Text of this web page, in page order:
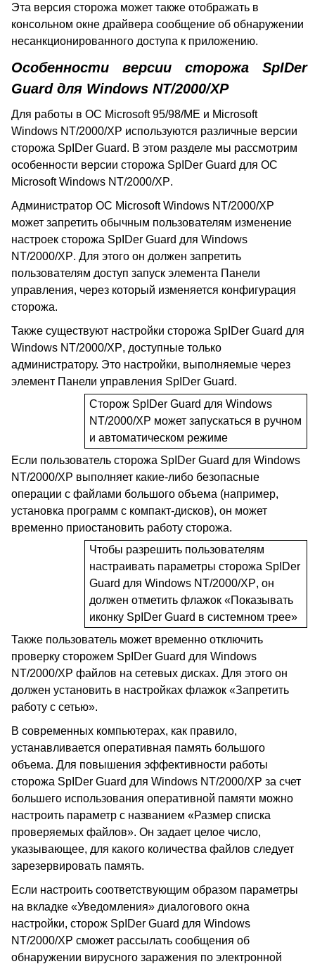
Эта версия сторожа может также отображать в
консольном окне драйвера сообщение об обнаружении
несанкционированного доступа к приложению.
Особенности версии сторожа SpIDer
Guardдля Windows NT/2000/XP
Для работы в ОС Microsoft95/98/ME и Microsoft
Windows NT/2000/XP используются различные версии
сторожа SpIDer Guard. В этом разделе мы рассмотрим
особенности версии сторожа SpIDer Guard для ОС
Microsoft Windows NT/2000/XP.
Администратор ОС Microsoft Windows NT/2000/XP
может запретить обычным пользователям изменение
настроек сторожа SpIDer Guard для Windows
NT/2000/XP. Для этого он должен запретить
пользователям доступ запуск элемента Панели
управления, через который изменяется конфигурация
сторожа.
Также существуют настройки сторожа SpIDer Guard для
Windows NT/2000/XP, доступные только
администратору. Это настройки, выполняемые через
элемент Панели управления SpIDer Guard.
Сторож SpIDer Guard для Windows
NT/2000/XP может запускаться в ручном
и автоматическом режиме
Если пользователь сторожа SpIDer Guard для Windows
NT/2000/XP выполняет какие-либо безопасные
операции с файлами большого объема (например,
установка программ с компакт-дисков), он может
временно приостановить работу сторожа.
Чтобы разрешить пользователям
настраивать параметры сторожа SpIDer
Guard для Windows NT/2000/XP, он
должен отметить флажок «Показывать
иконку SpIDer Guard в системном трее»
Также пользователь может временно отключить
проверку сторожем SpIDer Guard для Windows
NT/2000/XP файлов на сетевых дисках. Для этого он
должен установить в настройках флажок «Запретить
работу с сетью».
В современных компьютерах, как правило,
устанавливается оперативная память большого
объема. Для повышения эффективности работы
сторожа SpIDer Guard для Windows NT/2000/XP за счет
большего использования оперативной памяти можно
настроить параметр с названием «Размер списка
проверяемых файлов». Он задает целое число,
указывающее, для какого количества файлов следует
зарезервировать память.
Если настроить соответствующим образом параметры
на вкладке «Уведомления» диалогового окна
настройки, сторож SpIDer Guard для Windows
NT/2000/XP сможет рассылать сообщения об
обнаружении вирусного заражения по электронной